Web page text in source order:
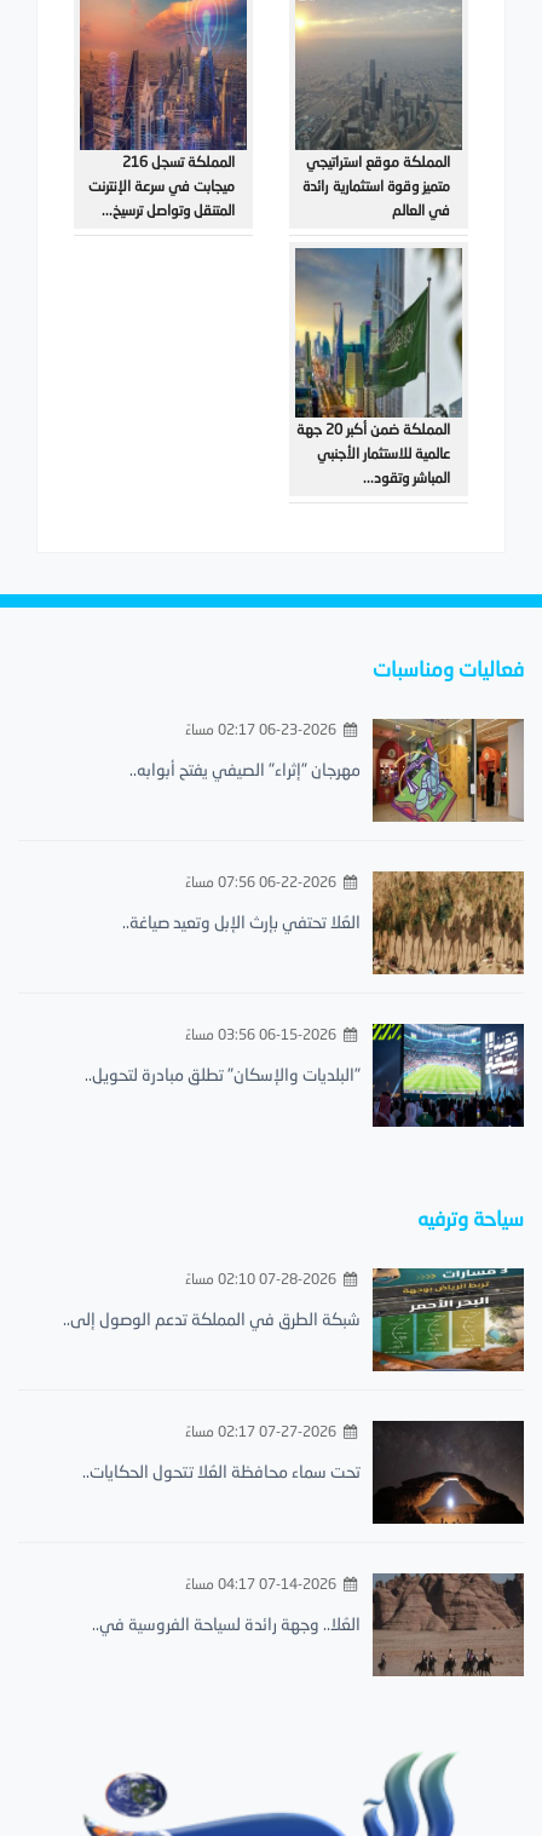
المملكة موقع استراتيجي
متميز وقوة استثمارية رائدة
في العالم
المملكة تسجل 216
ميجابت في سرعة الإنترنت
المتنقل وتواصل ترسيخ...
المملكة ضمن أكبر 20 جهة
عالمية للاستثمار الأجنبي
المباشر وتقود...
فعاليات ومناسبات
06-23-2026 02:17 مساءً
مهرجان "إثراء" الصيفي يفتح أبوابه..
06-22-2026 07:56 مساءً
العُلا تحتفي بإرث الإبل وتعيد صياغة..
06-15-2026 03:56 مساءً
"البلديات والإسكان" تطلق مبادرة لتحويل..
سياحة وترفيه
07-28-2026 02:10 مساءً
شبكة الطرق في المملكة تدعم الوصول إلى..
07-27-2026 02:17 مساءً
تحت سماء محافظة العُلا تتحول الحكايات..
07-14-2026 04:17 مساءً
العُلا.. وجهة رائدة لسياحة الفروسية في..